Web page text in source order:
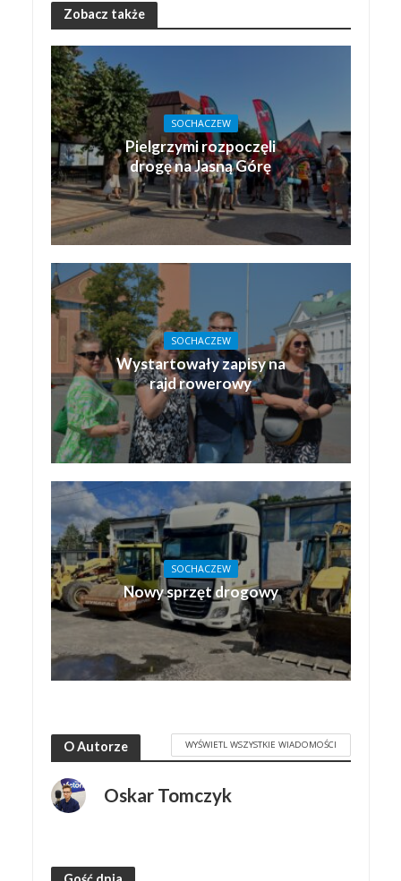
Zobacz także
SOCHACZEW
Pielgrzymi rozpoczęli
drogę na Jasną Górę
SOCHACZEW
Wystartowały zapisy na
rajd rowerowy
SOCHACZEW
Nowy sprzęt drogowy
O Autorze WYŚWIETL WSZYSTKIE WIADOMOŚCI
Oskar Tomczyk